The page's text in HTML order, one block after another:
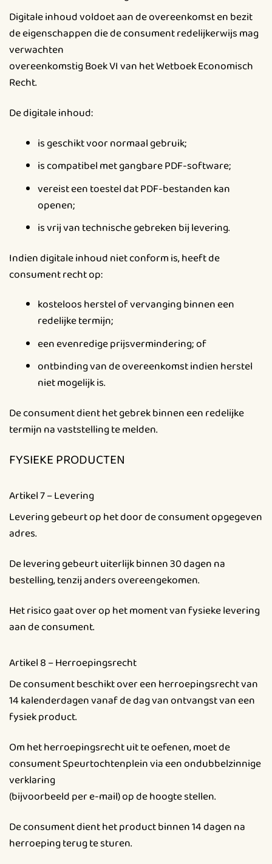
Digitale inhoud voldoet aan de overeenkomst en bezit
de eigenschappen die de consument redelijkerwijs mag
verwachten
overeenkomstig Boek VI van het Wetboek Economisch
Recht.
De digitale inhoud:
is geschikt voor normaal gebruik;
is compatibel met gangbare PDF-software;
vereist een toestel dat PDF-bestanden kan
openen;
is vrij van technische gebreken bij levering.
Indien digitale inhoud niet conform is, heeft de
consument recht op:
kosteloos herstel of vervanging binnen een
redelijke termijn;
een evenredige prijsvermindering; of
ontbinding van de overeenkomst indien herstel
niet mogelijk is.
De consument dient het gebrek binnen een redelijke
termijn na vaststelling te melden.
FYSIEKE PRODUCTEN
Artikel 7 – Levering
Levering gebeurt op het door de consument opgegeven
adres.
De levering gebeurt uiterlijk binnen 30 dagen na
bestelling, tenzij anders overeengekomen.
Het risico gaat over op het moment van fysieke levering
aan de consument.
Artikel 8 – Herroepingsrecht
De consument beschikt over een herroepingsrecht van
14 kalenderdagen vanaf de dag van ontvangst van een
fysiek product.
Om het herroepingsrecht uit te oefenen, moet de
consument Speurtochtenplein via een ondubbelzinnige
verklaring
(bijvoorbeeld per e-mail) op de hoogte stellen.
De consument dient het product binnen 14 dagen na
herroeping terug te sturen.